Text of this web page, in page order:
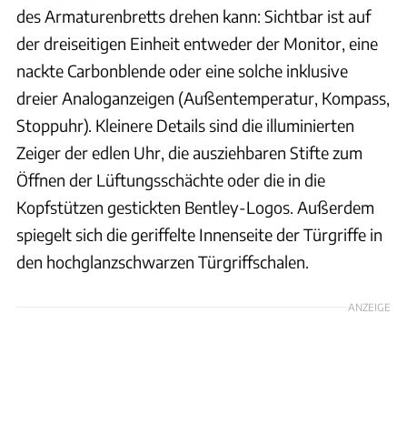
des Armaturenbretts drehen kann: Sichtbar ist auf
der dreiseitigen Einheit entweder der Monitor, eine
nackte Carbonblende oder eine solche inklusive
dreier Analoganzeigen (Außentemperatur, Kompass,
Stoppuhr). Kleinere Details sind die illuminierten
Zeiger der edlen Uhr, die ausziehbaren Stifte zum
Öffnen der Lüftungsschächte oder die in die
Kopfstützen gestickten Bentley-Logos. Außerdem
spiegelt sich die geriffelte Innenseite der Türgriffe in
den hochglanzschwarzen Türgriffschalen.
ANZEIGE